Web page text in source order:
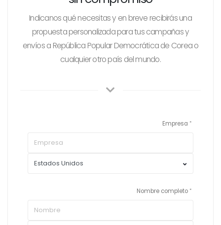
Indicanos qué necesitas y en breve recibirás una
propuesta personalizada para tus campañas y
envíos a República Popular Democrática de Corea o
cualquier otro país del mundo.
Empresa
Nombre completo